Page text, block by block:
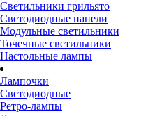
Светильники грильято
Светодиодные панели
Модульные светильники
Точечные светильники
Настольные лампы
Лампочки
Светодиодные
Ретро-лампы